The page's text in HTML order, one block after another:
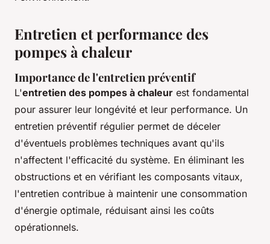
Entretien et performance des
pompes à chaleur
Importance de l'entretien préventif
L'entretien des pompes à chaleur est fondamental
pour assurer leur longévité et leur performance. Un
entretien préventif régulier permet de déceler
d'éventuels problèmes techniques avant qu'ils
n'affectent l'efficacité du système. En éliminant les
obstructions et en vérifiant les composants vitaux,
l'entretien contribue à maintenir une consommation
d'énergie optimale, réduisant ainsi les coûts
opérationnels.